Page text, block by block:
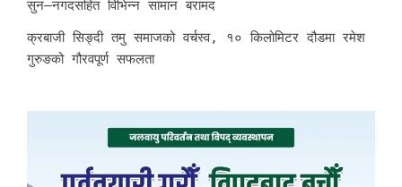
सुन–नगदसहित विभिन्न सामान बरामद
क्रबाजी सिङ्दी तमु समाजको वर्चस्व, १० किलोमिटर दौडमा रमेश
गुरुङको गौरवपूर्ण सफलता